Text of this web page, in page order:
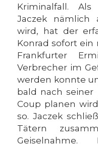
Kriminalfall.
Jaczek nämlich
wird, hat der
Konrad sofort ein
Frankfurter
Verbrecher im
werden konnte
bald nach seiner
Coup planen
so. Jaczek
Tätern
Geiselnahme.